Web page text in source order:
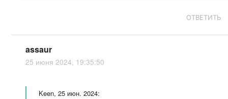
ОТВЕТИТЬ
assaur
25 июня 2024, 19:35:50
Keen, 25 июн. 2024: